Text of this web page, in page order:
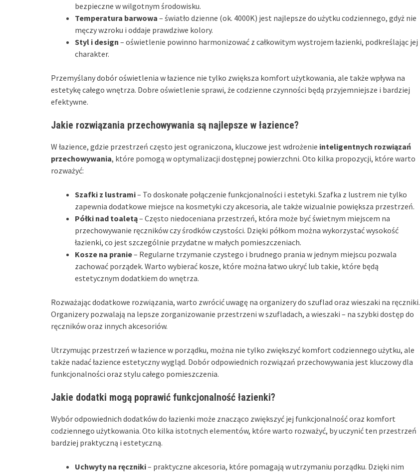
bezpieczne w wilgotnym środowisku.
Temperatura barwowa – światło dzienne (ok. 4000K) jest najlepsze do użytku codziennego, gdyż nie
męczy wzroku i oddaje prawdziwe kolory.
Styl i design – oświetlenie powinno harmonizować z całkowitym wystrojem łazienki, podkreślając jej
charakter.
Przemyślany dobór oświetlenia w łazience nie tylko zwiększa komfort użytkowania, ale także wpływa na
estetykę całego wnętrza. Dobre oświetlenie sprawi, że codzienne czynności będą przyjemniejsze i bardziej
efektywne.
Jakie rozwiązania przechowywania są najlepsze w łazience?
W łazience, gdzie przestrzeń często jest ograniczona, kluczowe jest wdrożenie inteligentnych rozwiązań
przechowywania, które pomogą w optymalizacji dostępnej powierzchni. Oto kilka propozycji, które warto
rozważyć:
Szafki z lustrami– To doskonałe połączenie funkcjonalności i estetyki. Szafka z lustrem nie tylko
zapewnia dodatkowe miejsce na kosmetyki czy akcesoria, ale także wizualnie powiększa przestrzeń.
Półki nad toaletą– Często niedoceniana przestrzeń, która może być świetnym miejscem na
przechowywanie ręczników czy środków czystości. Dzięki półkom można wykorzystać wysokość
łazienki, co jest szczególnie przydatne w małych pomieszczeniach.
Kosze na pranie– Regularne trzymanie czystego i brudnego prania w jednym miejscu pozwala
zachować porządek. Warto wybierać kosze, które można łatwo ukryć lub takie, które będą
estetycznym dodatkiem do wnętrza.
Rozważając dodatkowe rozwiązania, warto zwrócić uwagę na organizery do szuflad oraz wieszaki na ręczniki.
Organizery pozwalają na lepsze zorganizowanie przestrzeni w szufladach, a wieszaki – na szybki dostęp do
ręczników oraz innych akcesoriów.
Utrzymując przestrzeń w łazience w porządku, można nie tylko zwiększyć komfort codziennego użytku, ale
także nadać łazience estetyczny wygląd. Dobór odpowiednich rozwiązań przechowywania jest kluczowy dla
funkcjonalności oraz stylu całego pomieszczenia.
Jakie dodatki mogą poprawić funkcjonalność łazienki?
Wybór odpowiednich dodatków do łazienki może znacząco zwiększyć jej funkcjonalność oraz komfort
codziennego użytkowania. Oto kilka istotnych elementów, które warto rozważyć, by uczynić ten przestrzeń
bardziej praktyczną i estetyczną.
Uchwyty na ręczniki– praktyczne akcesoria, które pomagają w utrzymaniu porządku. Dzięki nim